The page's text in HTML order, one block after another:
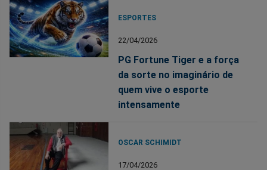
ESPORTES
22/04/2026
PG Fortune Tiger e a força
da sorte no imaginário de
quem vive o esporte
intensamente
OSCAR SCHIMIDT
17/04/2026